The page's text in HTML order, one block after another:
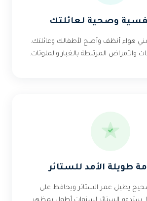
وصحية لعائلتك
هواء أنظف وأصح لأطفالك وعائلتك.
والأمراض المرتبطة بالغبار والملوثات.
طويلة الأمد للستائر
يطيل عمر الستائر ويحافظ على